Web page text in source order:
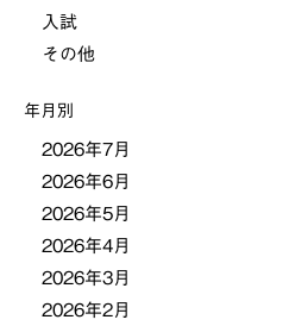
ー
ョ
ン
入試
その他
年月別
2026年7月
2026年6月
2026年5月
2026年4月
2026年3月
2026年2月